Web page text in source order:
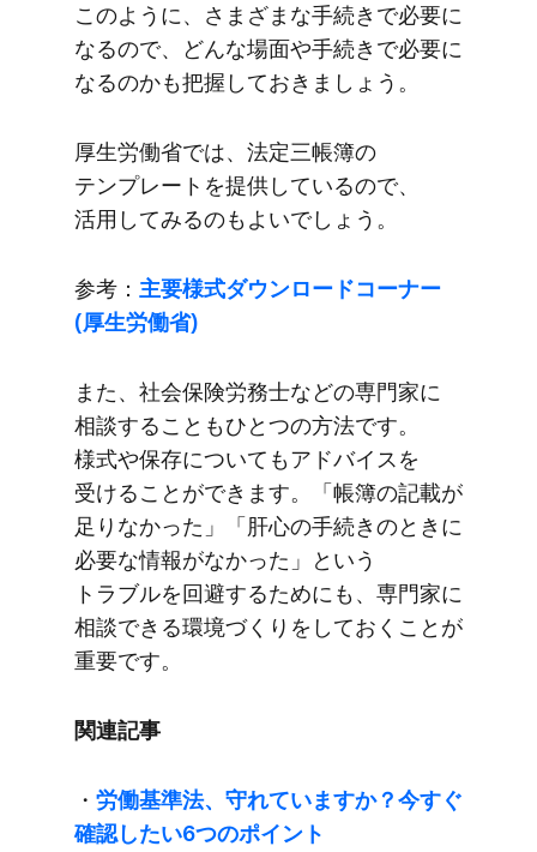
このように、​さまざまな​手続きで​必要に​
なるので、​どんな​場面や​手続きで​必要に​
なるのかも​把握して​おきましょう。
厚生労働省では、​法定三帳簿の​
テンプレートを​提供しているので、​
活用してみるのも​よいでしょう。
参考： 主要様式ダウンロードコーナー
(厚生労働省)
また、​社会保険労務士などの​専門家に​
相談する​ことも​ひとつの​方法です。​
様式や​保存に​ついても​アドバイスを​
受ける​ことができます。​「帳簿の​記載が​
足りなかった」​「肝心の​手続きの​ときに​
必要な​情報が​なかった」と​いう​
トラブルを​回避する​ためにも、​専門家に​
相談できる​環境づくりを​しておく​ことが​
重要です。
関連記事
・ 労働基準法、​守れていますか？​今すぐ​
確認したい​6つの​ポイント